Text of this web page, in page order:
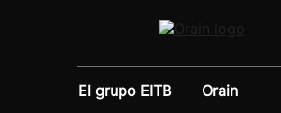
El grupo EITB
Orain